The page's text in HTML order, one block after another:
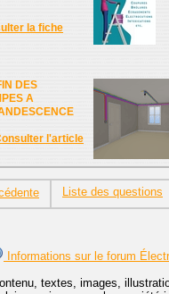
la fiche
DES
A
l'article
Liste des questions
Informations sur le forum
textes, images,